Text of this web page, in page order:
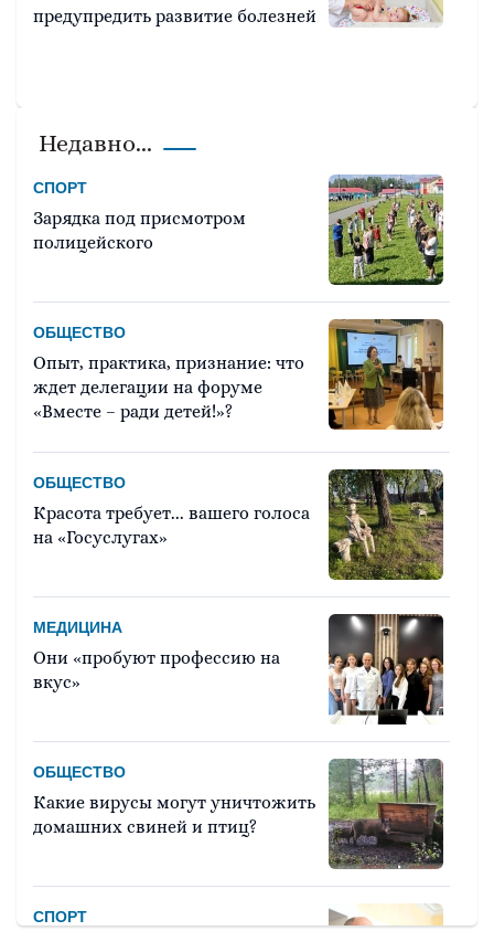
предупредить развитие болезней
Недавно...
СПОРТ
Зарядка под присмотром
полицейского
ОБЩЕСТВО
Опыт, практика, признание: что
ждет делегации на форуме
«Вместе – ради детей!»?
ОБЩЕСТВО
Красота требует... вашего голоса
на «Госуслугах»
МЕДИЦИНА
Они «пробуют профессию на
вкус»
ОБЩЕСТВО
Какие вирусы могут уничтожить
домашних свиней и птиц?
СПОРТ